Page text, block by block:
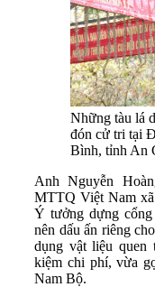
Những tàu lá
đón cử tri tại
Bình, tỉnh An
Anh Nguyễn
MTTQ Việt Nam
Ý tưởng dựng
nên dấu ấn riêng
dụng vật liệu quen
kiệm chi phí, vừa
Nam Bộ.